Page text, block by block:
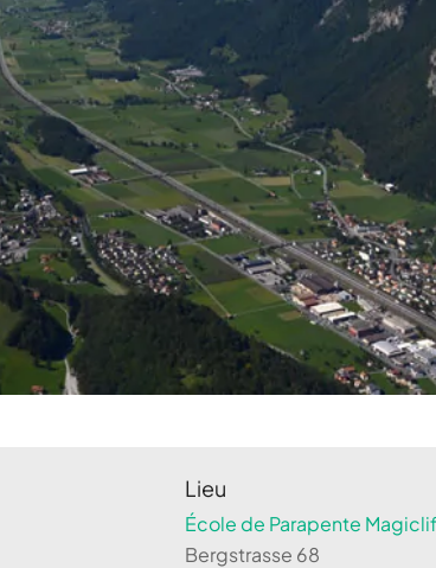
Lieu
École de Parapente
Bergstrasse 68